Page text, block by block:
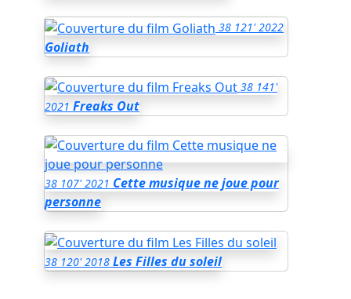
38 121' 2022
Goliath
38 141'
2021 Freaks Out
38 107' 2021 Cette musique ne joue pour
personne
38 120' 2018 Les Filles du soleil